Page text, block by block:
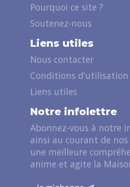
Pourquoi ce site ?
Soutenez-nous
Liens utiles
Nous contacter
Conditions d’utilisation
Liens utiles
Notre infolettre
Abonnez-vous à notre
ainsi au courant de
une meilleure
anime et agite la